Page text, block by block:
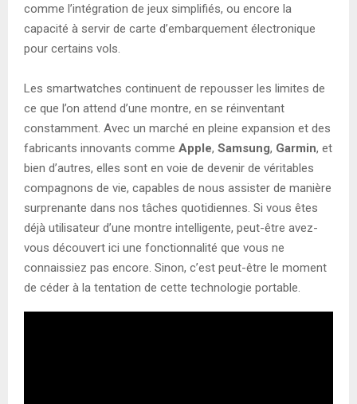
comme l’intégration de jeux simplifiés, ou encore la
capacité à servir de carte d’embarquement électronique
pour certains vols.
Les smartwatches continuent de repousser les limites de
ce que l’on attend d’une montre, en se réinventant
constamment. Avec un marché en pleine expansion et des
fabricants innovants comme Apple, Samsung, Garmin, et
bien d’autres, elles sont en voie de devenir de véritables
compagnons de vie, capables de nous assister de manière
surprenante dans nos tâches quotidiennes. Si vous êtes
déjà utilisateur d’une montre intelligente, peut-être avez-
vous découvert ici une fonctionnalité que vous ne
connaissiez pas encore. Sinon, c’est peut-être le moment
de céder à la tentation de cette technologie portable.